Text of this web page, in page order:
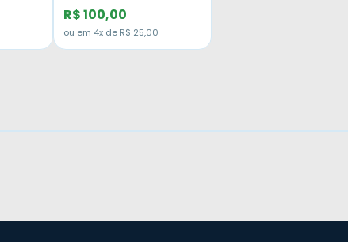
Papagaio - 820g
R$ 100,00
ou em 4x de R$ 25,00